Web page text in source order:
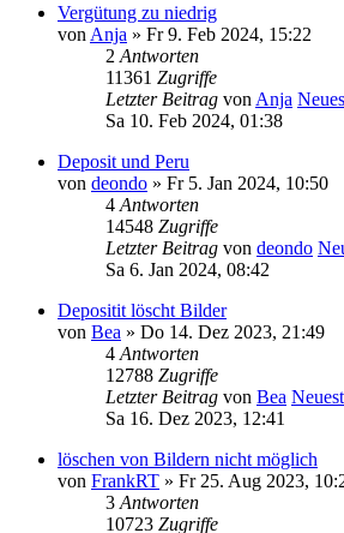
Vergütung zu niedrig
von Anja » Fr 9. Feb 2024, 15:22
2 Antworten
11361 Zugriffe
Letzter Beitrag von Anja
Sa 10. Feb 2024, 01:38
Deposit und Peru
von deondo » Fr 5. Jan 2024, 10:50
4 Antworten
14548 Zugriffe
Letzter Beitrag von deondo
Sa 6. Jan 2024, 08:42
Depositit löscht Bilder
von Bea » Do 14. Dez 2023, 21:49
4 Antworten
12788 Zugriffe
Letzter Beitrag von Bea
Sa 16. Dez 2023, 12:41
löschen von Bildern nicht möglich
von FrankRT » Fr 25. Aug 2023,
3 Antworten
10723 Zugriffe